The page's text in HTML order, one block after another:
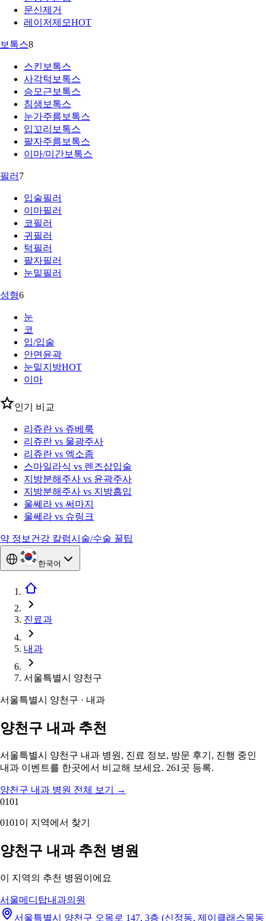
문신제거
레이저제모HOT
보톡스8
스킨보톡스
사각턱보톡스
승모근보톡스
침샘보톡스
눈가주름보톡스
입꼬리보톡스
팔자주름보톡스
이마/미간보톡스
필러 7
입술필러
이마필러
코필러
귀필러
턱필러
팔자필러
눈밑필러
성형6
눈
코
입/입술
안면윤곽
눈밑지방HOT
이마
인기 비교
리쥬란 vs 쥬베룩
리쥬란 vs 물광주사
리쥬란 vs 엑소좀
스마일라식 vs 렌즈삽입술
지방분해주사 vs 윤곽주사
지방분해주사 vs 지방흡입
울쎄라 vs 써마지
울쎄라 vs 슈링크
약 정보 건강 칼럼시술/수술 꿀팁
한국어
진료과
내과
서울특별시 양천구
서울특별시 양천구 · 내과
양천구 내과 추천
서울특별시 양천구 내과 병원, 진료 정보, 방문 후기, 진행 중인
내과 이벤트를 한곳에서 비교해 보세요. 261곳 등록.
양천구 내과 병원 전체 보기
→
0101
0101 이 지역에서 찾기
양천구 내과 추천 병원
이 지역의 추천 병원이에요
서울메디탑내과의원
서울특별시 양천구 오목로 147, 3층 (신정동, 제이클래스목동